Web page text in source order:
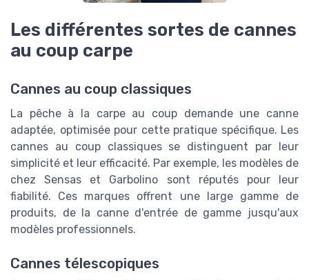
Les différentes sortes de cannes
au coup carpe
Cannes au coup classiques
La pêche à la carpe au coup demande une canne
adaptée, optimisée pour cette pratique spécifique. Les
cannes au coup classiques se distinguent par leur
simplicité et leur efficacité. Par exemple, les modèles de
chez Sensas et Garbolino sont réputés pour leur
fiabilité. Ces marques offrent une large gamme de
produits, de la canne d'entrée de gamme jusqu'aux
modèles professionnels.
Cannes télescopiques